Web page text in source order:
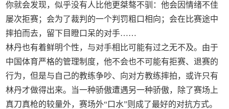
你就会发现，似乎没有人比他更桀骜不驯：他会因情绪不佳
屡次拒赛；会为了裁判的一个判罚粗口相向；会在比赛途中
摔拍而去，留下目瞪口呆的对手……
林丹也有着鲜明个性，与对手相比可能有过之无不及。由于
中国体育严格的管理制度，他不会也不可能有拒赛、退赛的
行为，但是与自己的教练争吵、向对方教练摔拍，或许只有
林丹才做得出来。当一种骄傲遭遇另一种骄傲，除了赛场上
真刀真枪的较量外，赛场外“口水”则成了最好的对抗方式。